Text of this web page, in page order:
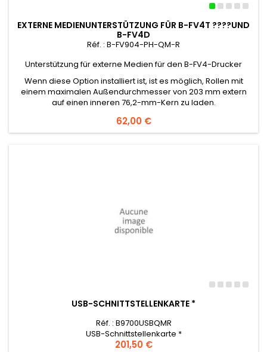
EXTERNE MEDIENUNTERSTÜTZUNG FÜR B-FV4T ????UND
B-FV4D
Réf. : B-FV904-PH-QM-R
Unterstützung für externe Medien für den B-FV4-Drucker
Wenn diese Option installiert ist, ist es möglich, Rollen mit
einem maximalen Außendurchmesser von 203 mm extern
auf einen inneren 76,2-mm-Kern zu laden.
Preis
62,00 €
USB-SCHNITTSTELLENKARTE *
Réf. : B9700USBQMR
USB-Schnittstellenkarte *
Preis
201,50 €